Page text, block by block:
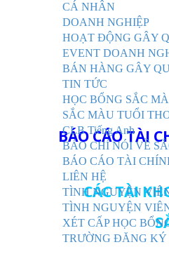
CÁ NHÂN
DOANH NGHIỆP
HOẠT ĐỘNG GÂY
EVENT DOANH
BÁN HÀNG GÂY
TIN TỨC
HỌC BỔNG SẮC
SẮC MÀU TUỔI
CLB Tiếng Anh
BÁO CHÍ NÓI VỀ
BÁO CÁO TÀI
LIÊN HỆ
TÌNH NGUYỆN
TÌNH NGUYỆN
XÉT CẤP HỌC
TRƯỜNG ĐĂNG
BÁO CÁO TÀI
CÁC TÀI